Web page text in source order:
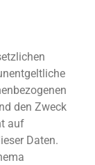
den Zweck
auf
Daten.